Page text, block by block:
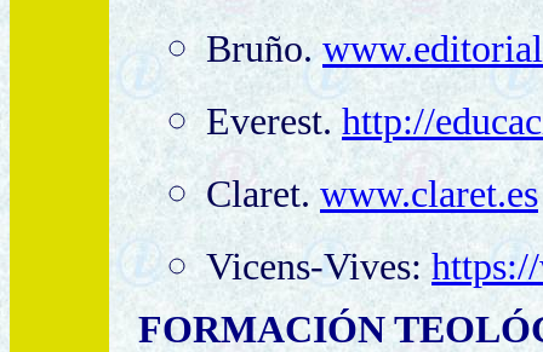
Bruño.
Everest. http://
Claret. www.claret.es
Vicens-Vives:
FORMACIÓN